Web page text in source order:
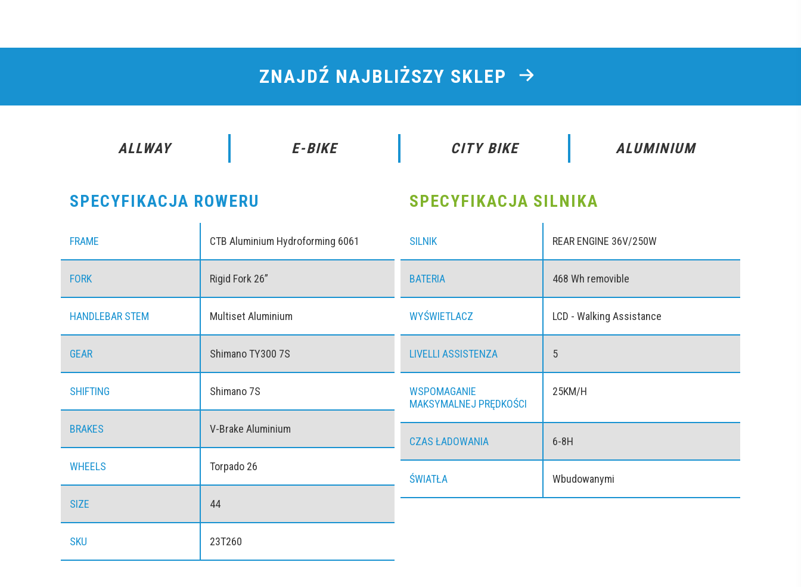
ZNAJDŹ NAJBLIŻSZY SKLEP
ALLWAY E-BIKE CITY BIKE ALUMINIUM
SPECYFIKACJA ROWERU
FRAME CTB Aluminium Hydroforming 6061
FORK Rigid Fork 26”
HANDLEBAR STEM Multiset Aluminium
GEAR Shimano TY300 7S
SHIFTING Shimano 7S
BRAKES V-Brake Aluminium
WHEELS Torpado 26
SIZE 44
SKU 23T260
SPECYFIKACJA SILNIKA
SILNIK REAR ENGINE 36V/250W
BATERIA 468 Wh removible
WYŚWIETLACZ LCD - Walking Assistance
LIVELLI ASSISTENZA 5
WSPOMAGANIE
MAKSYMALNEJ PRĘDKOŚCI
25KM/H
CZAS ŁADOWANIA 6-8H
ŚWIATŁA Wbudowanymi